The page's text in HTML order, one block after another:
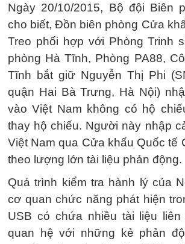
Ngày 20/10/2015, Bộ đội Biên
cho biết, Đồn biên phòng Cửa
Treo phối hợp với Phòng Trinh
phòng Hà Tĩnh, Phòng PA88,
Tĩnh bắt giữ Nguyễn Thị Phi
quận Hai Bà Trưng, Hà Nội)
vào Việt Nam không có hộ
thay hộ chiếu. Người này nhập
Việt Nam qua Cửa khẩu Quốc tế
theo lượng lớn tài liệu phản động.
Quá trình kiểm tra hành lý của
cơ quan chức năng phát hiện
USB có chứa nhiều tài liệu liên
quan hệ với những kẻ phản